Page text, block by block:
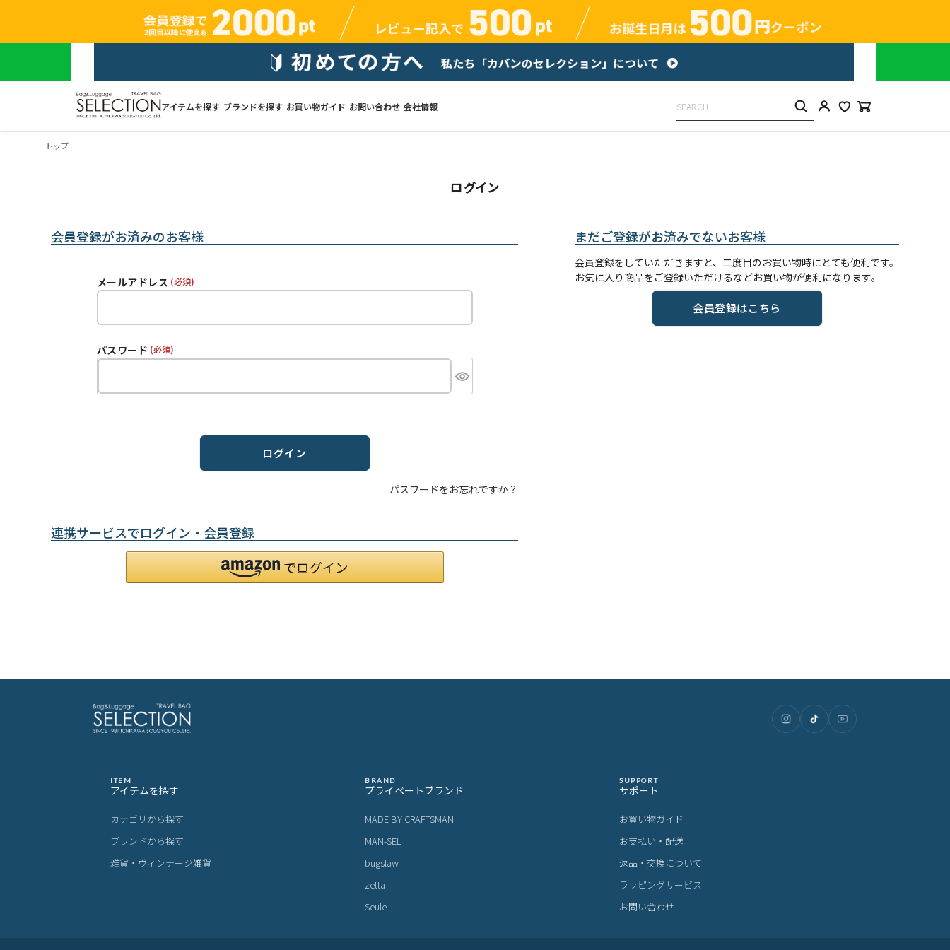
アイテムを探す ブランドを探す お買い物ガイド お問い合わせ 会社情報
トップ
ログイン
会員登録がお済みのお客様
メールアドレス (必須)
パスワード (必須)
ログイン
パスワードをお忘れですか？
連携サービスでログイン・会員登録
まだご登録がお済みでないお客様
会員登録をしていただきますと、二度目のお買い物時にとても便利です。
お気に入り商品をご登録いただけるなどお買い物が便利になります。
会員登録はこちら
ITEM
アイテムを探す
カテゴリから探す
ブランドから探す
雑貨・ヴィンテージ雑貨
BRAND
プライベートブランド
MADE BY CRAFTSMAN
MAN-SEL
bugslaw
zetta
Seule
SUPPORT
サポート
お買い物ガイド
お支払い・配送
返品・交換について
ラッピングサービス
お問い合わせ